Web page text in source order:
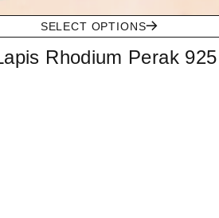
SELECT OPTIONS
Rhodium Perak